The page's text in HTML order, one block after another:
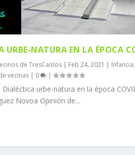
URBE-NATURA EN LA ÉPOCA
de TresCantos | Feb 24, 2021 | Infancia,
vecinas | 0 |
Dialéctica urbe-natura en la época
Novoa Opinión de...